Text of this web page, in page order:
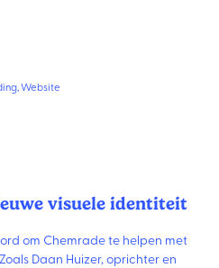
,Website
visuele identiteit
om Chemrade te helpen met
Daan Huizer, oprichter en